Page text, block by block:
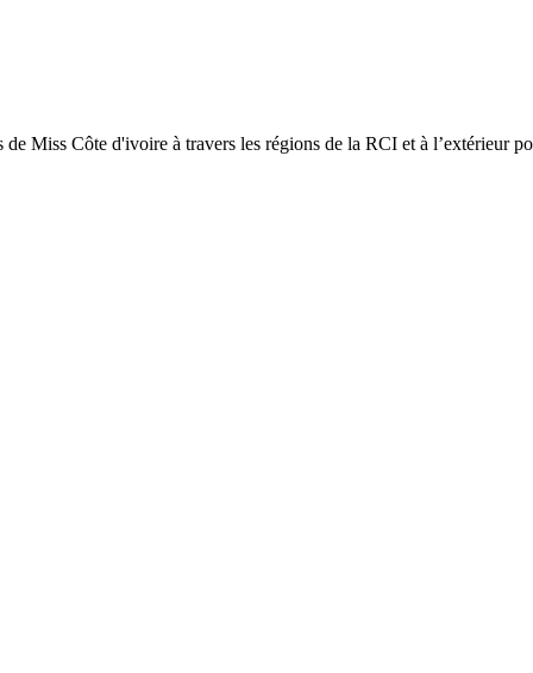
Miss Côte d'ivoire à travers les régions de la RCI et à l’extérieur